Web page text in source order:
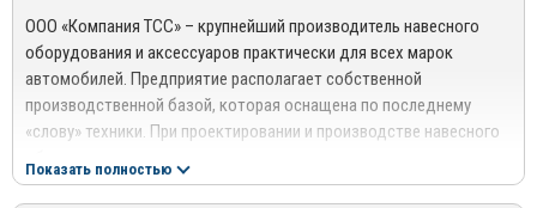
ООО «Компания ТСС» – крупнейший производитель навесного
оборудования и аксессуаров практически для всех марок
автомобилей. Предприятие располагает собственной
производственной базой, которая оснащена по последнему
«слову» техники. При проектировании и производстве навесного
технологические решения.
Показать полностью